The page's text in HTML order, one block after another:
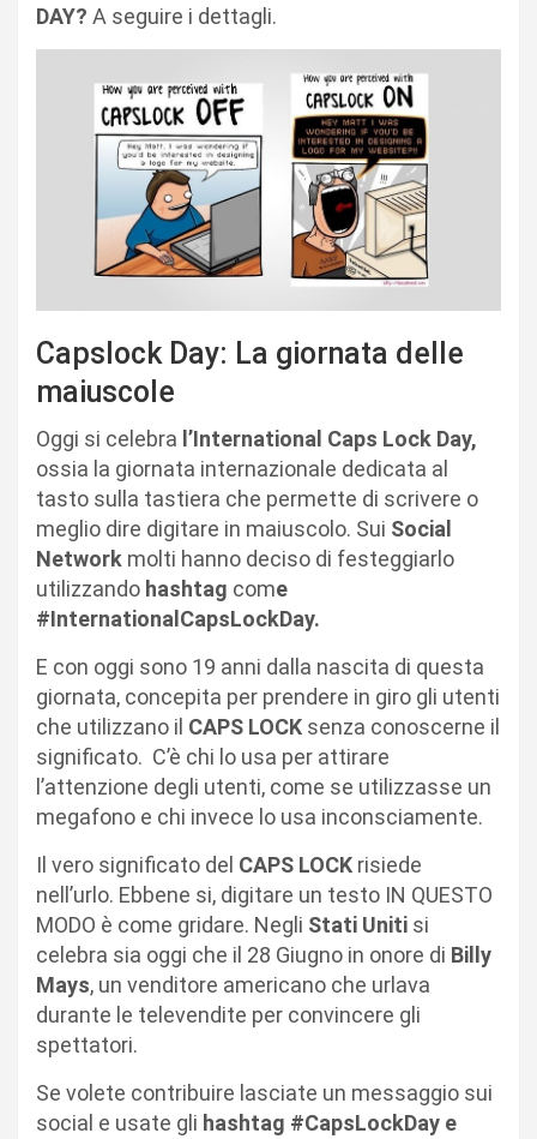
DAY? A seguire i dettagli.
Capslock Day: La giornata delle
maiuscole
Oggi si celebra l’International Caps Lock Day,
ossia la giornata internazionale dedicata al
tasto sulla tastiera che permette di scrivere o
meglio dire digitare in maiuscolo. Sui Social
Network molti hanno deciso di festeggiarlo
utilizzando hashtag come
#InternationalCapsLockDay.
E con oggi sono 19 anni dalla nascita di questa
giornata, concepita per prendere in giro gli utenti
che utilizzano il CAPS LOCK senza conoscerne il
significato. C’è chi lo usa per attirare
l’attenzione degli utenti, come se utilizzasse un
megafono e chi invece lo usa inconsciamente.
Il vero significato del CAPS LOCK risiede
nell’urlo. Ebbene si, digitare un testo IN QUESTO
MODO è come gridare. Negli Stati Uniti si
celebra sia oggi che il 28 Giugno in onore di Billy
Mays, un venditore americano che urlava
durante le televendite per convincere gli
spettatori.
Se volete contribuire lasciate un messaggio sui
social e usate gli hashtag #CapsLockDay e